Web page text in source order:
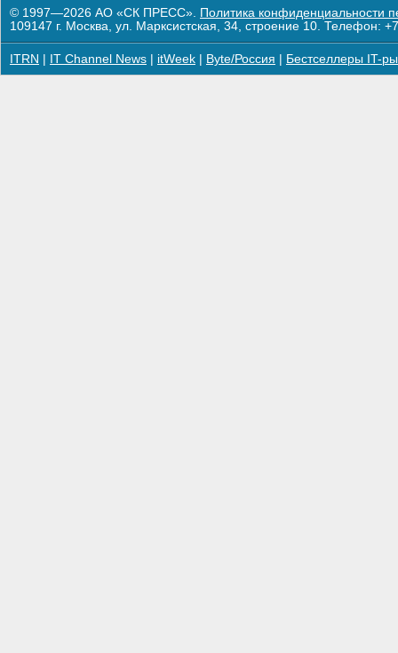
© 1997—2026 АО «СК ПРЕСС». Политика конфиденциальности
109147 г. Москва, ул. Марксистская, 34, строение 10. Телефон:
ITRN IT Channel News itWeek Byte/Россия Бестселлеры IT-